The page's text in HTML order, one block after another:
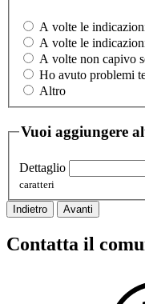
A volte le
A volte le
A volte non capivo
Ho avuto problemi
Altro
Vuoi aggiungere
Dettaglio
caratteri
Indietro Avanti
Contatta il